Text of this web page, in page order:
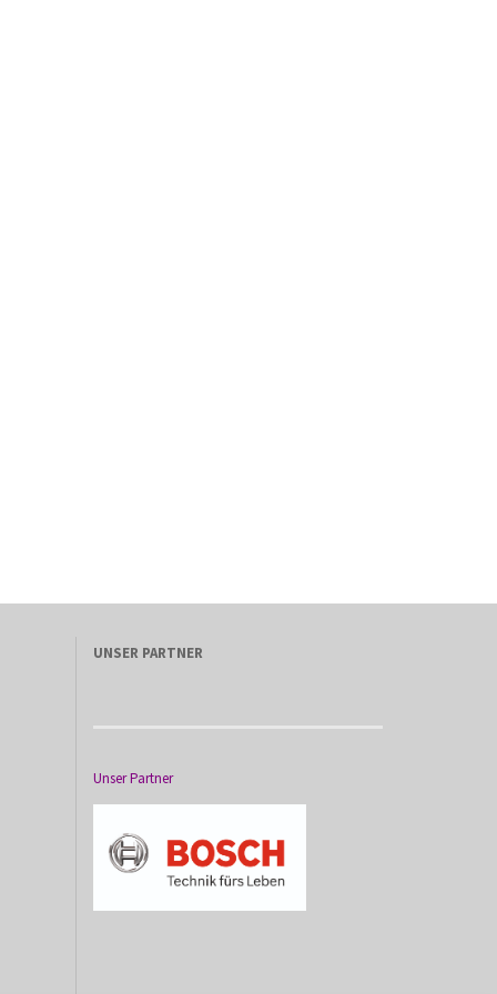
UNSER PARTNER
Unser Partner